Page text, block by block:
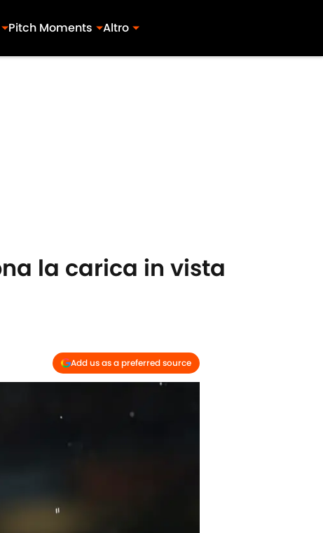
Pitch Moments Altro
la carica in vista
Add us as a preferred source